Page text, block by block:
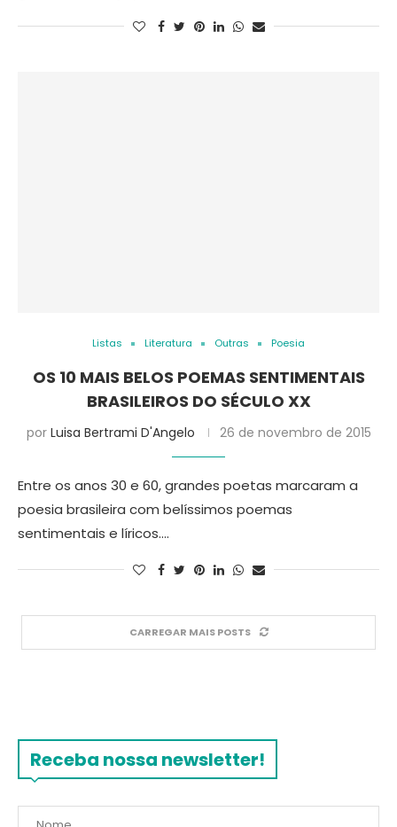
Listas Literatura Outras Poesia
OS 10 MAIS BELOS POEMAS SENTIMENTAIS
BRASILEIROS DO SÉCULO XX
por Luisa Bertrami D'Angelo 26 de novembro de 2015
Entre os anos 30 e 60, grandes poetas marcaram a
poesia brasileira com belíssimos poemas
sentimentais e líricos.…
CARREGAR MAIS POSTS
Receba nossa newsletter!